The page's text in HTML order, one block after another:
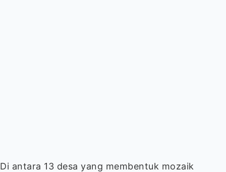
Di antara 13 desa yang membentuk mozaik